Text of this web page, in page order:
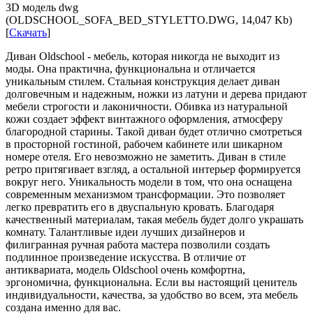
3D модель dwg
(OLDSCHOOL_SOFA_BED_STYLETTO.DWG, 14,047 Kb)
[Скачать]
Диван Oldschool - мебель, которая никогда не выходит из
моды. Она практична, функциональна и отличается
уникальным стилем. Стальная конструкция делает диван
долговечным и надежным, ножки из латуни и дерева придают
мебели строгости и лаконичности. Обивка из натуральной
кожи создает эффект винтажного оформления, атмосферу
благородной старины. Такой диван будет отлично смотреться
в просторной гостиной, рабочем кабинете или шикарном
номере отеля. Его невозможно не заметить. Диван в стиле
ретро притягивает взгляд, а остальной интерьер формируется
вокруг него. Уникальность модели в том, что она оснащена
современным механизмом трансформации. Это позволяет
легко превратить его в двуспальную кровать. Благодаря
качественный материалам, такая мебель будет долго украшать
комнату. Талантливые идеи лучших дизайнеров и
филигранная ручная работа мастера позволили создать
подлинное произведение искусства. В отличие от
антиквариата, модель Oldschool очень комфортна,
эргономична, функциональна. Если вы настоящий ценитель
индивидуальности, качества, за удобство во всем, эта мебель
создана именно для вас.